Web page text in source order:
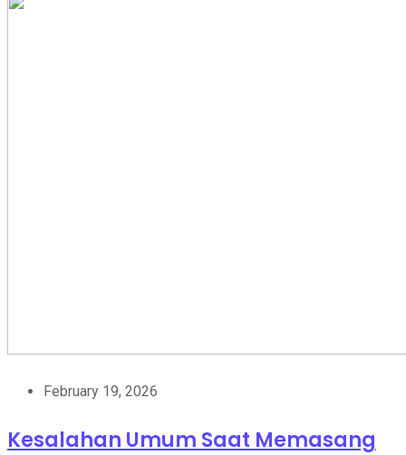
February 19, 2026
Kesalahan Umum Saat Memasang